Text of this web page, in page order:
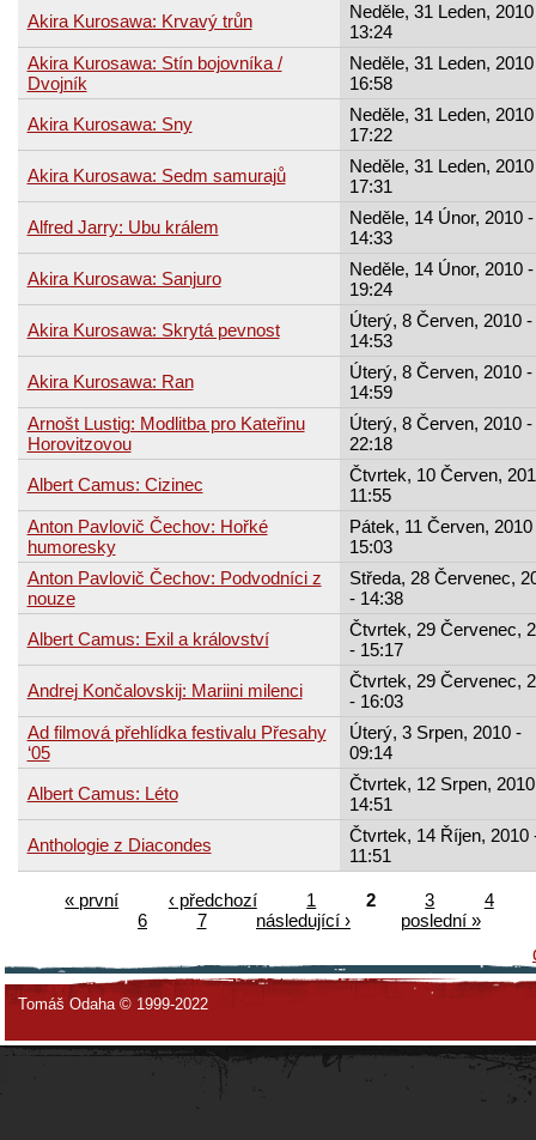
Akira Kurosawa: Krvavý trůn
Neděle, 31 Leden,
13:24
Akira Kurosawa: Stín bojovníka /
Dvojník
Neděle, 31 Leden,
16:58
Akira Kurosawa: Sny
Neděle, 31 Leden,
17:22
Akira Kurosawa: Sedm samurajů
Neděle, 31 Leden,
17:31
Alfred Jarry: Ubu králem
Neděle, 14 Únor, 2010 -
14:33
Akira Kurosawa: Sanjuro
Neděle, 14 Únor, 2010 -
19:24
Akira Kurosawa: Skrytá pevnost
Úterý, 8 Červen, 2010 -
14:53
Akira Kurosawa: Ran
Úterý, 8 Červen, 2010 -
14:59
Arnošt Lustig: Modlitba pro Kateřinu
Horovitzovou
Úterý, 8 Červen, 2010 -
22:18
Albert Camus: Cizinec
Čtvrtek, 10 Červen,
11:55
Anton Pavlovič Čechov: Hořké
humoresky
Pátek, 11 Červen, 2010
15:03
Anton Pavlovič Čechov: Podvodníci z
nouze
Středa, 28 Červenec,
- 14:38
Albert Camus: Exil a království
Čtvrtek, 29 Červenec,
- 15:17
Andrej Končalovskij: Mariini milenci
Čtvrtek, 29 Červenec,
- 16:03
Ad filmová přehlídka festivalu Přesahy
‘05
Úterý, 3 Srpen, 2010 -
09:14
Albert Camus: Léto
Čtvrtek, 12 Srpen,
14:51
Anthologie z Diacondes
Čtvrtek, 14 Říjen, 2010
11:51
« první ‹ předchozí 1 2 3
4
6
7 následující ›
poslední »
Tomáš Odaha © 1999-2022